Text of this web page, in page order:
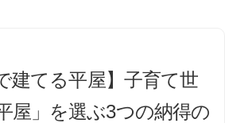
建てる平屋】子育て世
屋」を選ぶ3つの納得の